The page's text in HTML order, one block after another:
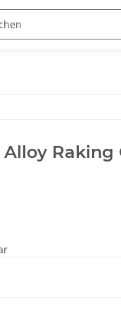
Alloy